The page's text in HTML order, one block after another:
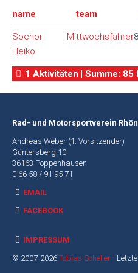
Alte
Webseite
name team
Sochor
Heiko
Mittwochsfahrer
1 Aktivitäten | Summe: 85
Rad- und Motorsportverein
Andreas Weber (1. Vorsitzender)
Güntersberg 10
36163 Poppenhausen
0 66 58 / 91 95 71
EMAIL
FACEBOOK
IMPRESSUM
© 2007-2026 Tobias Scheller -